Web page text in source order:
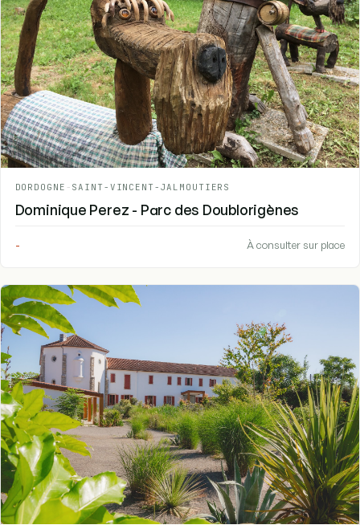
DORDOGNE - SAINT-VINCENT-JALMOUTIERS
Dominique Perez - Parc des Doublorigènes
- À consulter sur place